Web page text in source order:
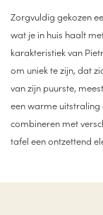
Zorgvuldig gekozen
wat je in huis haalt
karakteristiek van
om uniek te zijn, dat
van zijn puurste,
een warme
combineren met
tafel een ontzettend